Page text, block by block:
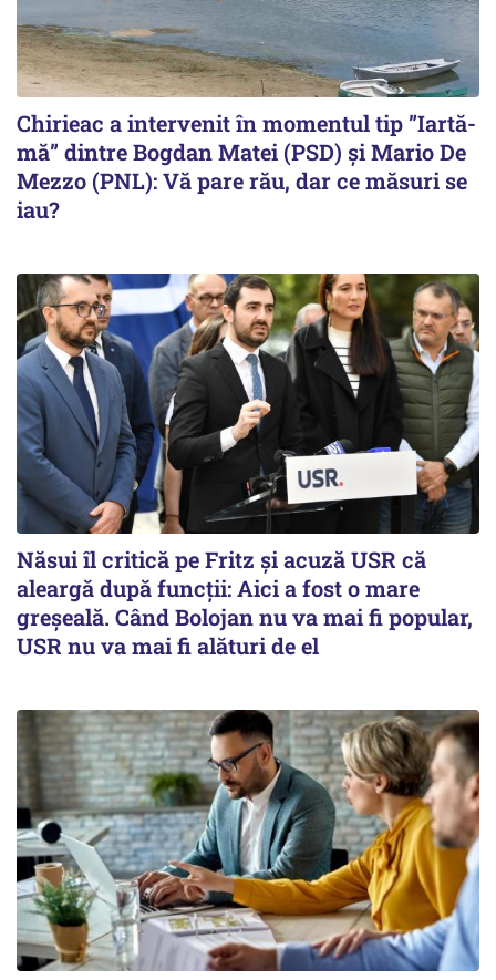
Chirieac a intervenit în momentul tip ”Iartă-
mă” dintre Bogdan Matei (PSD) și Mario De
Mezzo (PNL): Vă pare rău, dar ce măsuri se
iau?
Năsui îl critică pe Fritz și acuză USR că
aleargă după funcții: Aici a fost o mare
greșeală. Când Bolojan nu va mai fi popular,
USR nu va mai fi alături de el